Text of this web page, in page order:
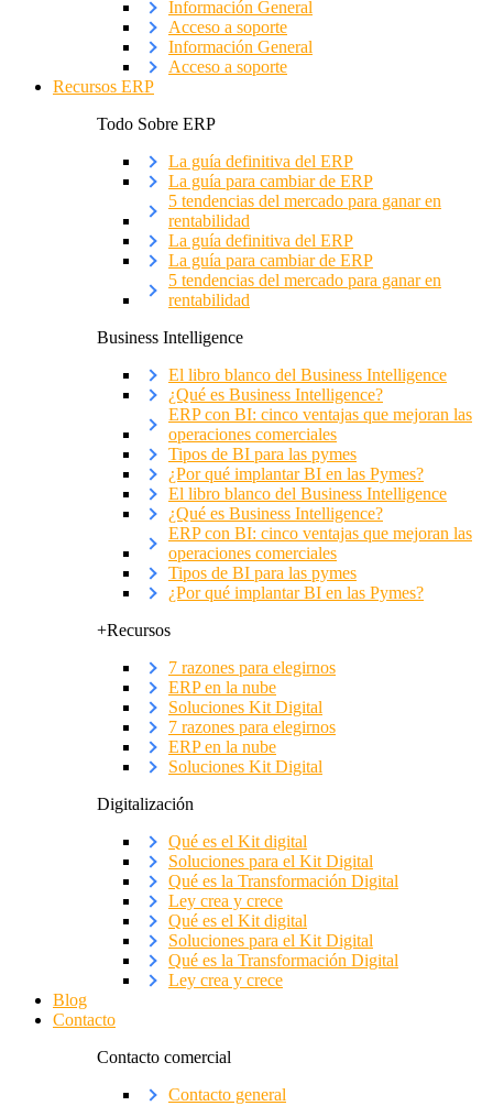
Información General
Acceso a soporte
Información General
Acceso a soporte
Recursos ERP
Todo Sobre ERP
La guía definitiva del ERP
La guía para cambiar de ERP
5 tendencias del mercado para ganar en
rentabilidad
La guía definitiva del ERP
La guía para cambiar de ERP
5 tendencias del mercado para ganar en
rentabilidad
Business Intelligence
El libro blanco del Business Intelligence
¿Qué es Business Intelligence?
ERP con BI: cinco ventajas que mejoran las
operaciones comerciales
Tipos de BI para las pymes
¿Por qué implantar BI en las Pymes?
El libro blanco del Business Intelligence
¿Qué es Business Intelligence?
ERP con BI: cinco ventajas que mejoran las
operaciones comerciales
Tipos de BI para las pymes
¿Por qué implantar BI en las Pymes?
+Recursos
7 razones para elegirnos
ERP en la nube
Soluciones Kit Digital
7 razones para elegirnos
ERP en la nube
Soluciones Kit Digital
Digitalización
Qué es el Kit digital
Soluciones para el Kit Digital
Qué es la Transformación Digital
Ley crea y crece
Qué es el Kit digital
Soluciones para el Kit Digital
Qué es la Transformación Digital
Ley crea y crece
Blog
Contacto
Contacto comercial
Contacto general